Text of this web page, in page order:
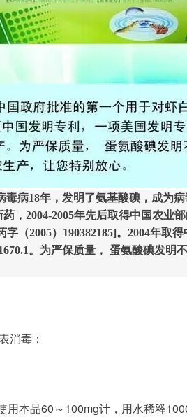
病18年，发明了氨基酸碘，成为
，2004-2005年先后取得中国农业
（2005）190382185]。2004年取
。为严保质量， 蛋氨酸碘发明
消毒；
用本品60～100mg计，用水稀释